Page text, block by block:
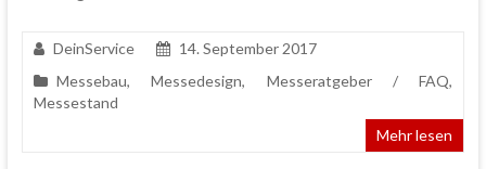
DeinService
14. September 2017
Messebau,Messedesign, Messeratgeber / FAQ,
Messestand
Mehr lesen